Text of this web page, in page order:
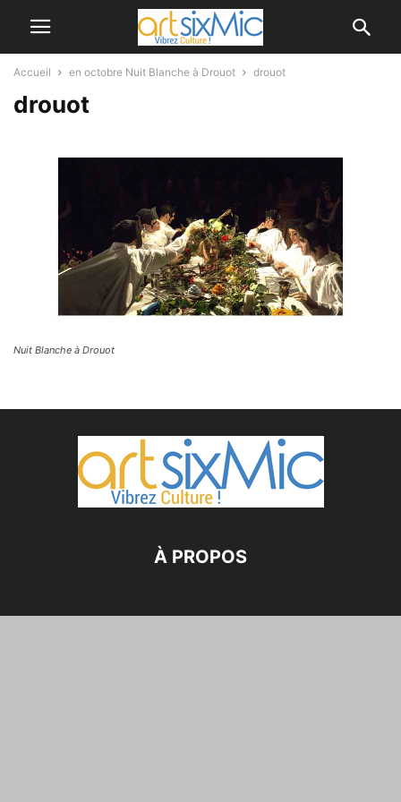
Accueil en octobre Nuit Blanche à Drouot drouot
drouot
Nuit Blanche à Drouot
À PROPOS